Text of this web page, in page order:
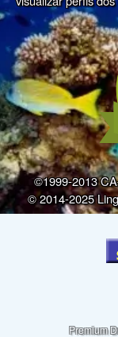
©1999-2013
© 2014-2025
Premium